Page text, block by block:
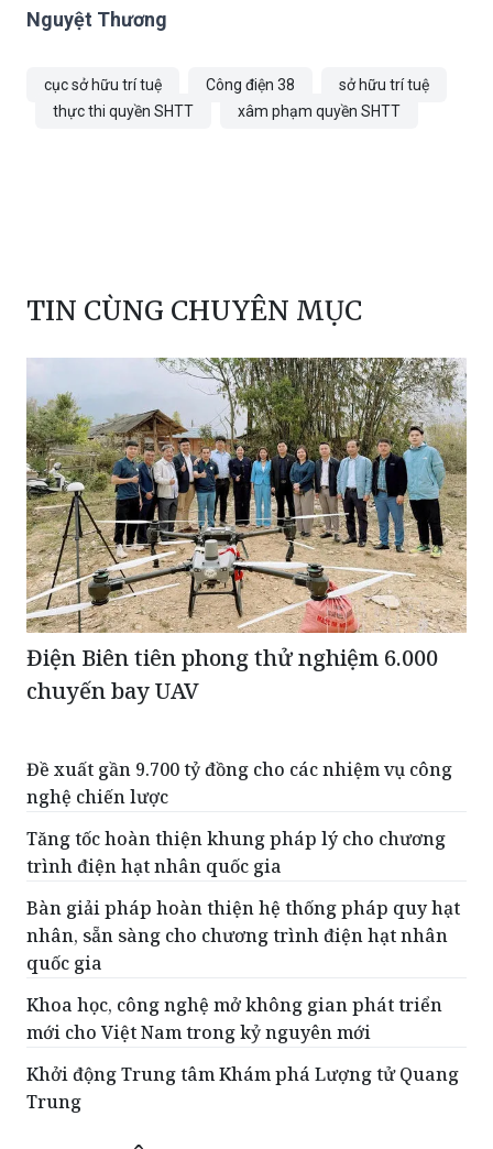
Nguyệt Thương
cục sở hữu trí tuệ Công điện 38
sở hữu trí tuệ
thực thi quyền SHTT
xâm phạm quyền SHTT
TIN CÙNG CHUYÊN MỤC
Điện Biên tiên phong thử nghiệm 6.000
chuyến bay UAV
Đề xuất gần 9.700 tỷ đồng cho các nhiệm vụ công
nghệ chiến lược
Tăng tốc hoàn thiện khung pháp lý cho chương
trình điện hạt nhân quốc gia
Bàn giải pháp hoàn thiện hệ thống pháp quy hạt
nhân, sẵn sàng cho chương trình điện hạt nhân
quốc gia
Khoa học, công nghệ mở không gian phát triển
mới cho Việt Nam trong kỷ nguyên mới
Khởi động Trung tâm Khám phá Lượng tử Quang
Trung